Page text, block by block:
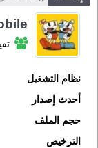
تقييم الزوار
نظام التشغيل
أحدث إصدار
حجم الملف
الترخيص